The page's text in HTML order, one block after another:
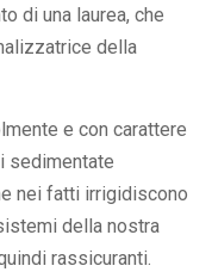
di una laurea, che
della
e con carattere
sedimentate
nei fatti irrigidiscono
della nostra
rassicuranti.